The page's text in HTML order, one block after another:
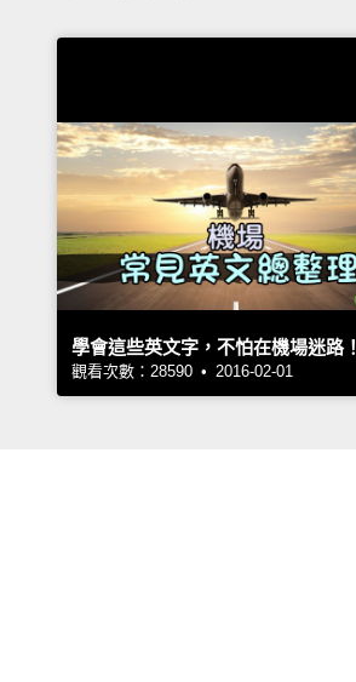
學會這些英文字，不怕在機場迷路！
觀看次數：28590 • 2016-02-01